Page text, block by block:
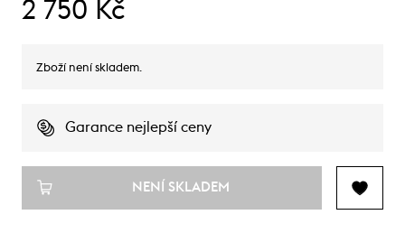
2 750 Kč
Zboží není skladem.
Garance nejlepší ceny
NENÍ SKLADEM